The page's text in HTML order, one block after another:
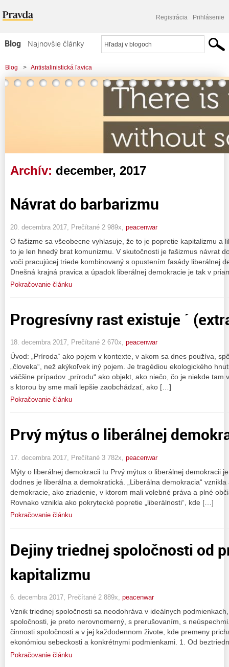
Registrácia Prihlásenie
Blog
Najnovšie články
Najčítanejšie články
Najkomentovanejšie články
Blog > Antistalinistická ľavica
Archív: december, 2017
Návrat do barbarizmu
20. decembra 2017, Prečítané 2 989x, peacenwar
O fašizme sa všeobecne vyhlasuje, že to je popretie kapitalizmu a
to je len hnedý brat komunizmu. V skutočnosti je fašizmus návrat
voči pracujúcej triede kombinovaný s opustením fasády liberálnej
Dnešná krajná pravica a úpadok liberálnej demokracie je tak v
Pokračovanie článku
Progresívny rast existuje ´
18. decembra 2017, Prečítané 2 670x, peacenwar
Úvod: „Príroda“ ako pojem v kontexte, v akom sa dnes používa,
„človeka“, než akýkoľvek iný pojem. Je tragédiou ekologického
väčšine prípadov „prírodu“ ako objekt, ako niečo, čo je niekde tam
s ktorou by sme mali lepšie zaobchádzať, ako […]
Pokračovanie článku
Prvý mýtus o liberálnej
17. decembra 2017, Prečítané 3 782x, peacenwar
Mýty o liberálnej demokracii tu Prvý mýtus o liberálnej demokracii
dodnes je liberálna a demokratická. „Liberálna demokracia“
demokracie, ako zriadenie, v ktorom mali volebné práva a plné
Rovnako vznikla ako pokrytecké popretie „liberálnosti“, kde […]
Pokračovanie článku
Dejiny triednej spoločnosti od
kapitalizmu
6. decembra 2017, Prečítané 2 889x, peacenwar
Vznik triednej spoločnosti sa neodohráva v ideálnych
spoločnosti, je preto nerovnomerný, s prerušovaním, s
činnosti spoločnosti a v jej každodennom živote, kde premeny
ekonómiou sebeckosti a konkrétnymi podmienkami. 1. Od
Pokračovanie článku